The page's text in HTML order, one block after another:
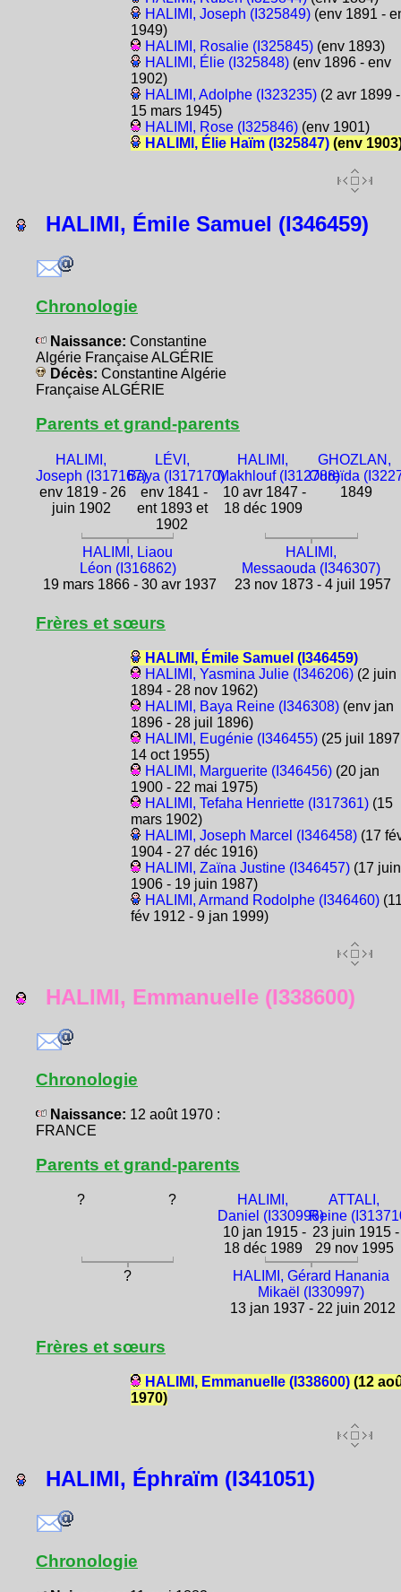
HALIMI, Joseph (I325849)(env 1891 -
1949)
HALIMI, Rosalie (I325845)(env 1893)
HALIMI, Élie (I325848)(env 1896 - env
1902)
HALIMI, Adolphe (I323235)(2 avr 1899 -
15 mars 1945)
HALIMI, Rose (I325846)(env 1901)
HALIMI, Élie Haïm (I325847)(env
HALIMI, Émile Samuel (I346459)
Chronologie
Naissance: Constantine
Algérie Française ALGÉRIE
Décès: Constantine Algérie
Française ALGÉRIE
Parents et grand-parents
HALIMI,
Joseph (I317167)
env 1819 - 26
juin 1902
LÉVI,
Baya (I317170)
env 1841 -
ent 1893 et
1902
HALIMI,
Makhlouf (I312788)
10 avr 1847 -
18 déc 1909
GHOZLAN,
Oureïda
1849
HALIMI, Liaou
Léon (I316862)
19 mars 1866 - 30 avr 1937
HALIMI,
Messaouda (I346307)
23 nov 1873 - 4 juil 1957
Frères et sœurs
HALIMI, Émile Samuel (I346459)
HALIMI, Yasmina Julie (I346206)(2 juin
1894 - 28 nov 1962)
HALIMI, Baya Reine (I346308)(env jan
1896 - 28 juil 1896)
HALIMI, Eugénie (I346455)(25 juil
14 oct 1955)
HALIMI, Marguerite (I346456)(20 jan
1900 - 22 mai 1975)
HALIMI, Tefaha Henriette (I317361)(15
mars 1902)
HALIMI, Joseph Marcel (I346458)(17
1904 - 27 déc 1916)
HALIMI, Zaïna Justine (I346457)(17 juin
1906 - 19 juin 1987)
HALIMI, Armand Rodolphe (I346460)
fév 1912 - 9 jan 1999)
HALIMI, Emmanuelle (I338600)
Chronologie
Naissance: 12 août 1970 :
FRANCE
Parents et grand-parents
? ?
HALIMI,
Daniel (I330996)
10 jan 1915 -
18 déc 1989
ATTALI,
Reine
23 juin 1915 -
29 nov 1995
?
HALIMI, Gérard Hanania
Mikaël (I330997)
13 jan 1937 - 22 juin 2012
Frères et sœurs
HALIMI, Emmanuelle (I338600)(12
1970)
HALIMI, Éphraïm (I341051)
Chronologie